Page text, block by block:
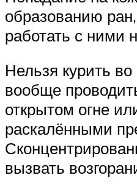
образованию
работать с ними
Нельзя курить
вообще
открытом огне
раскалёнными
вызвать